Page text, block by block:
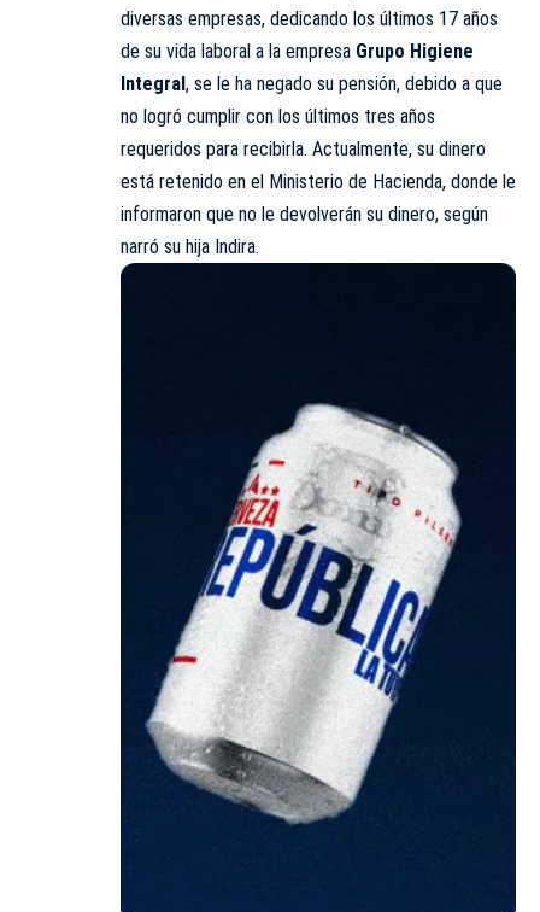
diversas empresas, dedicando los últimos 17 años
de su vida laboral a la empresa Grupo Higiene
Integral , se le ha negado su pensión, debido a que
no logró cumplir con los últimos tres años
requeridos para recibirla. Actualmente, su dinero
está retenido en el Ministerio de Hacienda, donde le
informaron que no le devolverán su dinero, según
narró su hija Indira.